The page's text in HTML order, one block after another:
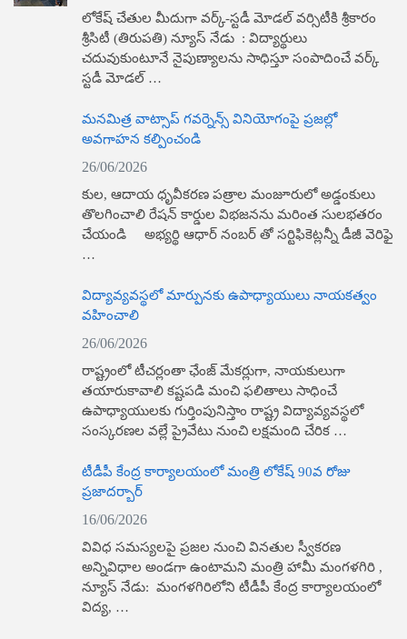
లోకేష్ చేతుల మీదుగా వర్క్-స్టడీ మోడల్ వర్సిటీకి శ్రీకారం
శ్రీసిటీ (తిరుపతి) న్యూస్​ నేడు : విద్యార్థులు
చదువుకుంటూనే నైపుణ్యాలను సాధిస్తూ సంపాదించే వర్క్
స్టడీ మోడల్ …
మనమిత్ర వాట్సాప్ గవర్నెన్స్ వినియోగంపై ప్రజల్లో
అవగాహన కల్పించండి
26/06/2026
కుల, ఆదాయ ధృవీకరణ పత్రాల మంజూరులో అడ్డంకులు
తొలగించాలి రేషన్ కార్డుల విభ‌జ‌న‌ను మరింత సులభతరం
చేయండి అభ్యర్థి ఆధార్ నంబర్ తో సర్టిఫికెట్లన్నీ డీజీ వెరిఫై
…
విద్యావ్యవస్థలో మార్పునకు ఉపాధ్యాయులు నాయకత్వం
వహించాలి
26/06/2026
రాష్ట్రంలో టీచర్లంతా ఛేంజ్ మేకర్లుగా, నాయకులుగా
తయారుకావాలి కష్టపడి మంచి ఫలితాలు సాధించే
ఉపాధ్యాయులకు గుర్తింపునిస్తాం రాష్ట్ర విద్యావ్యవస్థలో
సంస్కరణల వల్లే ప్రైవేటు నుంచి లక్షమంది చేరిక …
టీడీపీ కేంద్ర కార్యాలయంలో మంత్రి లోకేష్ 90వ రోజు
ప్రజాదర్బార్
16/06/2026
వివిధ సమస్యలపై ప్రజల నుంచి వినతుల స్వీకరణ
అన్నివిధాల అండగా ఉంటామని మంత్రి హామీ మంగళగిరి ,
న్యూస్​ నేడు: మంగళగిరిలోని టీడీపీ కేంద్ర కార్యాలయంలో
విద్య, …